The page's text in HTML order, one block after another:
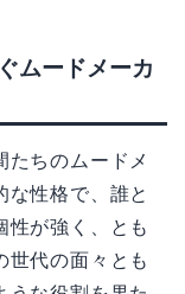
ムードメーカ
たちのムードメ
な性格で、誰と
性が強く、とも
世代の面々とも